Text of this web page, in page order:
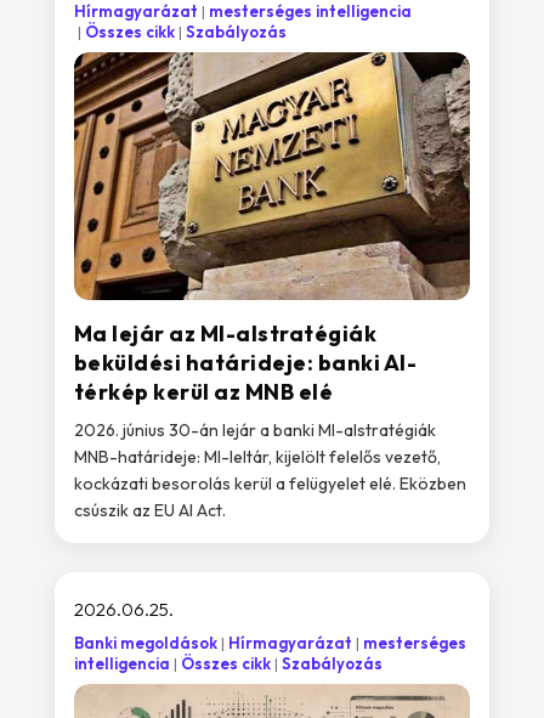
Ma lejár az MI-alstratégiák
beküldési határideje: banki AI-
térkép kerül az MNB elé
Hírmagyarázat
mesterséges intelligencia
Összes cikk Szabályozás
2026. június 30-án lejár a banki MI-alstratégiák
MNB-határideje: MI-leltár, kijelölt felelős vezető,
kockázati besorolás kerül a felügyelet elé. Eközben
csúszik az EU AI Act.
2026.06.25.
Banki megoldások Hírmagyarázat
mesterséges
intelligencia
Összes cikk Szabályozás